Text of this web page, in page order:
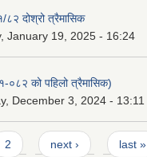
दोश्रो त्रैमासिक
January 19, 2025 - 16:24
को पहिलो त्रैमासिक)
December 3, 2024 - 13:11
2 next › last »